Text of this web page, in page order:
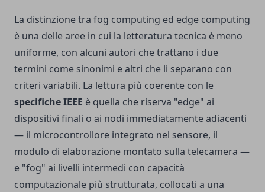
La distinzione tra fog computing ed edge computing
è una delle aree in cui la letteratura tecnica è meno
uniforme, con alcuni autori che trattano i due
termini come sinonimi e altri che li separano con
criteri variabili. La lettura più coerente con le
specifiche IEEE è quella che riserva "edge" ai
dispositivi finali o ai nodi immediatamente adiacenti
— il microcontrollore integrato nel sensore, il
modulo di elaborazione montato sulla telecamera —
e "fog" ai livelli intermedi con capacità
computazionale più strutturata, collocati a una